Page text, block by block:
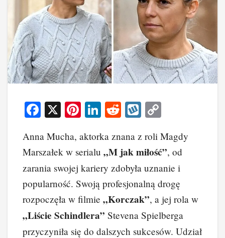
F
c
e
b
o
o
k
X
Pi
er
e
st
Li
k
e
dI
n
R
d
di
t
W
o
p
p
y
Li
n
k
Anna Mucha, aktorka znana z roli Magdy
Marszałek w serialu „M jak miłość”, od
zarania swojej kariery zdobyła uznanie i
popularność. Swoją profesjonalną drogę
rozpoczęła w filmie „Korczak”, a jej rola w
„Liście Schindlera” Stevena Spielberga
przyczyniła się do dalszych sukcesów. Udział